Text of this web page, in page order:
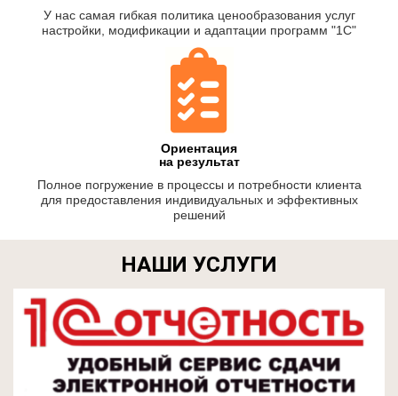
У нас самая гибкая политика ценообразования услуг
настройки, модификации и адаптации программ "1С"
Ориентация
на результат
Полное погружение в процессы и потребности клиента
для предоставления индивидуальных и эффективных
решений
НАШИ УСЛУГИ